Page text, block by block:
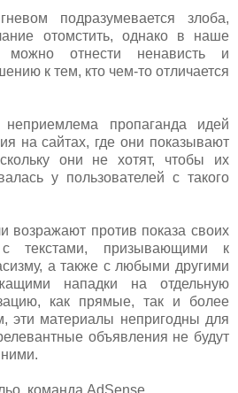
подразумевается злоба,
отомстить, однако в наше
отнести ненависть и
к тем, кто чем-то отличается
пропаганда идей
на сайтах, где они показывают
они не хотят, чтобы их
у пользователей с такого
возражают против показа своих
текстами, призывающими к
а также с любыми другими
нападки на отдельную
как прямые, так и более
эти материалы непригодны для
объявления не будут
команда AdSense